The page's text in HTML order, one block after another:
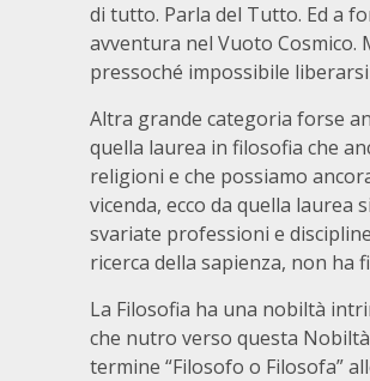
di tutto. Parla del Tutto. Ed a
avventura nel Vuoto Cosmico.
pressoché impossibile
Altra grande categoria forse
quella laurea in filosofia che
religioni e che possiamo
vicenda, ecco da quella
svariate professioni e
ricerca della sapienza, non ha
La Filosofia ha una nobiltà
che nutro verso questa
termine “Filosofo o Filosofa”